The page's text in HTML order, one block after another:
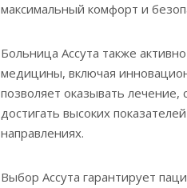
максимальный комфорт и
Больница Ассута также
медицины, включая
позволяет оказывать
достигать высоких
направлениях.
Выбор Ассута гарантирует